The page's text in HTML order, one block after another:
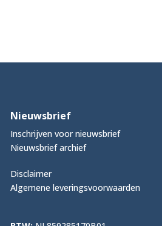
Nieuwsbrief
Inschrijven voor nieuwsbrief
Nieuwsbrief archief
Disclaimer
Algemene leveringsvoorwaarden